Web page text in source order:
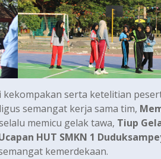
kekompakan serta ketelitian
semangat kerja sama tim,
memicu gelak tawa, Tiup
HUT SMKN 1
kemerdekaan.